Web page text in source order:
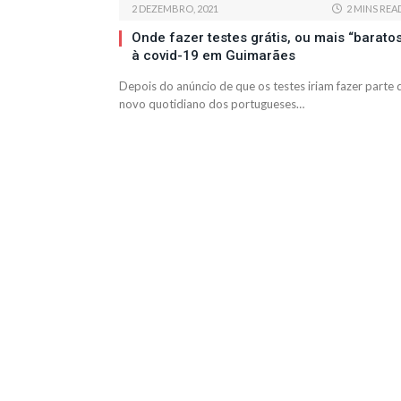
2 DEZEMBRO, 2021 2 MINS
Onde fazer testes grátis, ou mais
à covid-19 em Guimarães
Depois do anúncio de que os testes iriam fazer parte
novo quotidiano dos portugueses…